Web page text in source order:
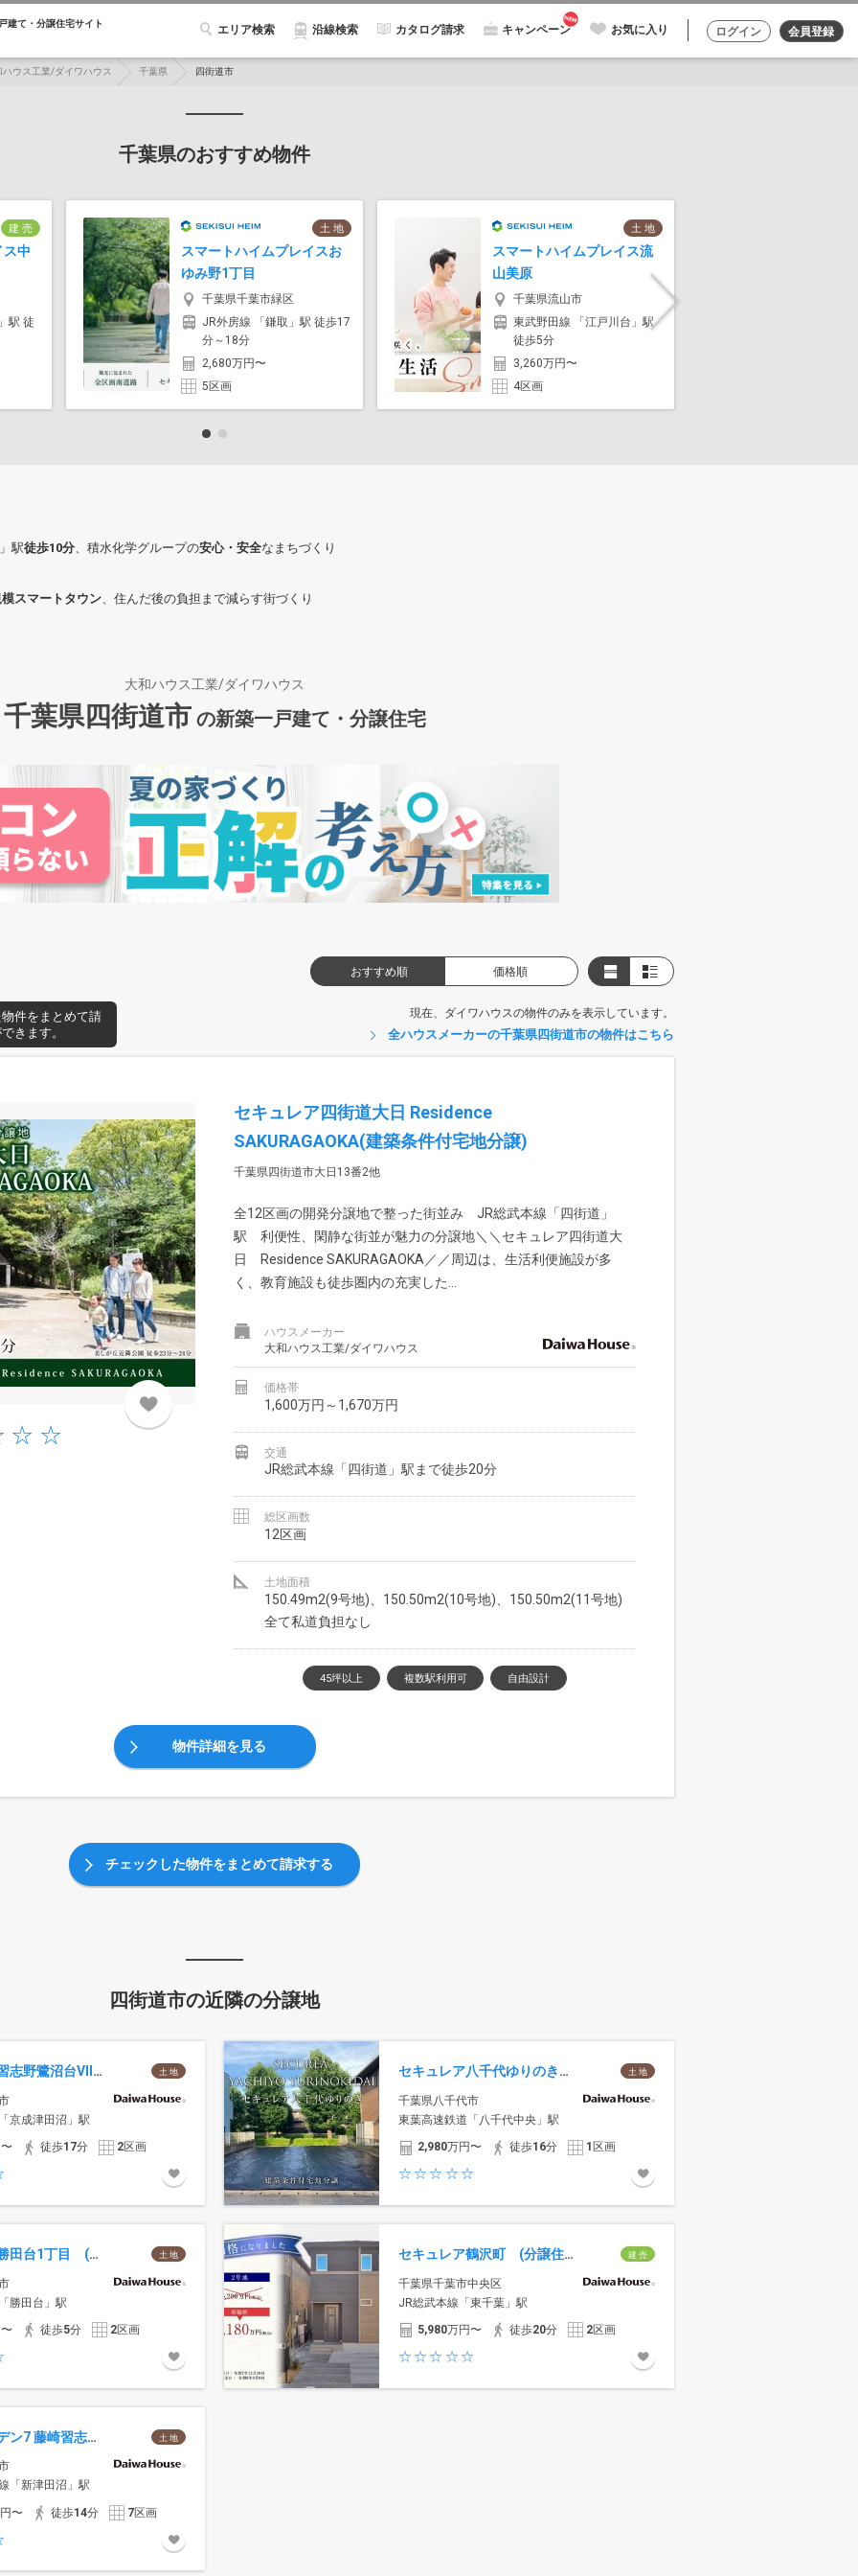
建て・分譲住宅サイト エリア検索 沿線検索 カタログ請求 キャンペーン お気に入り ログイン 会員登録
ハウス工業/ダイワハウス 千葉県 四街道市
千葉県のおすすめ物件
建 売
ス中
駅 徒
土 地
スマートハイムプレイスお
ゆみ野1丁目
千葉県千葉市緑区
JR外房線 「鎌取」駅 徒歩17
分～18分
2,680万円〜
5区画
土 地
スマートハイムプレイス流
山美原
千葉県流山市
東武野田線 「江戸川台」駅
徒歩5分
3,260万円〜
4区画
駅徒歩10分 、積水化学グループの安心・安全なまちづくり
スマートタウン 、住んだ後の負担まで減らす街づくり
大和ハウス工業/ダイワハウス
千葉県四街道市 の新築一戸建て・分譲住宅
おすすめ順 価格順
件をまとめて請
きます。
現在、ダイワハウスの物件のみを表示しています。
全ハウスメーカーの千葉県四街道市の物件はこちら
セキュレア四街道大日 Residence
SAKURAGAOKA(建築条件付宅地分譲)
千葉県四街道市大日13番2他
全12区画の開発分譲地で整った街並み JR総武本線「四街道」
駅 利便性、閑静な街並が魅力の分譲地＼＼セキュレア四街道大
日 Residence SAKURAGAOKA／／周辺は、生活利便施設が多
く、教育施設も徒歩圏内の充実した...
ハウスメーカー
大和ハウス工業/ダイワハウス
価格帯
1,600万円～1,670万円
交通
JR総武本線「四街道」駅まで徒歩20分
総区画数
12区画
土地面積
150.49m2(9号地)、150.50m2(10号地)、150.50m2(11号地)
全て私道負担なし
45坪以上 複数駅利用可 自由設計
物件詳細を見る
チェックした物件をまとめて請求する
四街道市の近隣の分譲地
土 地
セキュレア習志野鷺沼台VII (建築条件付宅地分譲)
京成津田沼」駅
徒歩17分 2区画
土 地
セキュレア八千代ゆりのき台 (建築条件付宅地分譲)
千葉県八千代市
東葉高速鉄道「八千代中央」駅
2,980万円〜 徒歩16分 1 区画
土 地
セキュレア勝田台1丁目 (建築条件付宅地分譲)
勝田台」駅
徒歩5分 2区画
建 売
セキュレア鶴沢町 (分譲住宅)
千葉県千葉市中央区
JR総武本線「東千葉」駅
5,980万円〜 徒歩20分 2区画
土 地
リッツガーデン7 藤崎習志野 (建築条件付宅地分譲)
「新津田沼」駅
〜 徒歩14分 7区画